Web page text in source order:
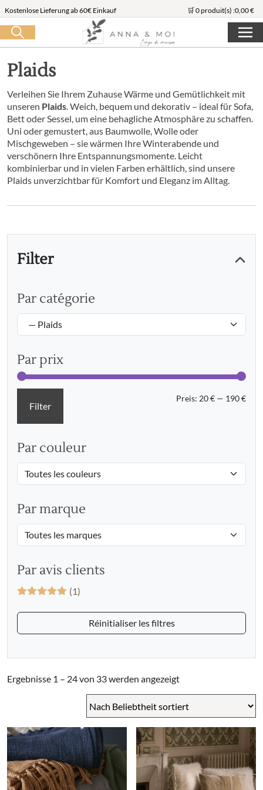
Kostenlose Lieferung ab 60€ Einkauf 🛒 0 produit(s) :0,00€
Plaids
Verleihen Sie Ihrem Zuhause Wärme und Gemütlichkeit mit
unseren Plaids. Weich, bequem und dekorativ – ideal für Sofa,
Bett oder Sessel, um eine behagliche Atmosphäre zu schaffen.
Uni oder gemustert, aus Baumwolle, Wolle oder
Mischgeweben – sie wärmen Ihre Winterabende und
verschönern Ihre Entspannungsmomente. Leicht
kombinierbar und in vielen Farben erhältlich, sind unsere
Plaids unverzichtbar für Komfort und Eleganz im Alltag.
Filter
Par catégorie
Par prix
Min.
Max.
Filter
Preis: 20 € — 190 €
Par couleur
Par marque
Par avis clients
5von 5
(1)
Réinitialiser les filtres
Ergebnisse 1 – 24 von 33 werden angezeigtNach
sortiert